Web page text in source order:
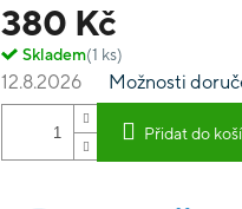
380 Kč
Skladem(1 ks)
12.8.2026 Možnosti
Přidat do